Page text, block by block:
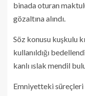
binada oturan
gözaltına alındı.
Söz konusu kuşkulu
kullanıldığı
kanlı ıslak mendil
Emniyetteki süreçleri